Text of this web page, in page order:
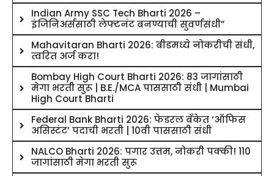
Indian Army SSC Tech Bharti 2026 –
इंजिनिअर्ससाठी लेफ्टनंट बनण्याची सुवर्णसंधी”
Mahavitaran Bharti 2026: बीडमध्ये नोकरीची संधी,
त्वरित अर्ज करा!
Bombay High Court Bharti 2026: 83 जागांसाठी
मेगा भरती सुरू | B.E./MCA पाससाठी संधी | Mumbai
High Court Bharti
Federal Bank Bharti 2026: फेडरल बँकेत ‘ऑफिस
असिस्टंट’ पदाची भरती | 10वी पाससाठी संधी
NALCO Bharti 2026: पगार उत्तम, नोकरी पक्की! 110
जागांसाठी मेगा भरती सुरू